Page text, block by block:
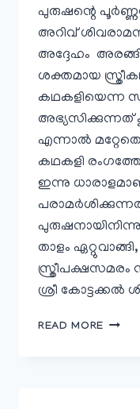
പുരുഷന്റെ
അറിവ്
അദ്ദേഹം
ശക്തമായ
കഥകളിയെന്ന
അഭ്യസിക്കുന്നത്
എന്നാൽ
കഥകളി
ഇന്നു
താളം
സ്ത്രീപക്ഷസമരം
ശ്രീ കോട്ടക്കൽ
READ MORE